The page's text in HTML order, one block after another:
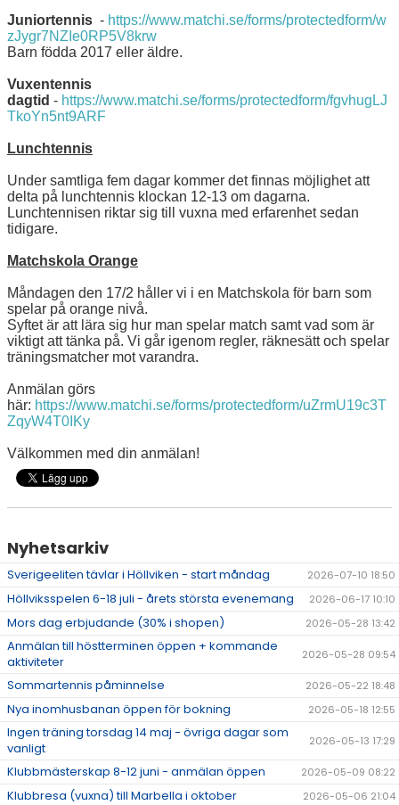
RACKET-STRÄNGNING
PADEL
GRUSBANORNA
AKTUELLT/SOCIAL MEDIA
KONTAKT & OM OSS
TRYGG TENNIS
DOKUMENT
ÖPETTIDER SOMMAR
Juniortennis - https://www.matchi.se/forms/protectedform/w
zJygr7NZIe0RP5V8krw
Barn födda 2017 eller äldre.
Vuxentennis
dagtid - https://www.matchi.se/forms/protectedform/fgvhugLJ
TkoYn5nt9ARF
Lunchtennis
Under samtliga fem dagar kommer det finnas möjlighet att
delta på lunchtennis klockan 12-13 om dagarna.
Lunchtennisen riktar sig till vuxna med erfarenhet sedan
tidigare.
Matchskola Orange
Måndagen den 17/2 håller vi i en Matchskola för barn som
spelar på orange nivå.
Syftet är att lära sig hur man spelar match samt vad som är
viktigt att tänka på. Vi går igenom regler, räknesätt och spelar
träningsmatcher mot varandra.
Anmälan görs
här: https://www.matchi.se/forms/protectedform/uZrmU19c3T
ZqyW4T0IKy
Välkommen med din anmälan!
Nyhetsarkiv
Sverigeeliten tävlar i Höllviken - start måndag 2026-07-10 18:50
Höllviksspelen 6-18 juli - årets största evenemang 2026-06-17 10:10
Mors dag erbjudande (30% i shopen) 2026-05-28 13:42
Anmälan till höstterminen öppen + kommande
aktiviteter
2026-05-28 09:54
Sommartennis påminnelse 2026-05-22 18:48
Nya inomhusbanan öppen för bokning 2026-05-18 12:55
Ingen träning torsdag 14 maj - övriga dagar som
vanligt
2026-05-13 17:29
Klubbmästerskap 8-12 juni - anmälan öppen 2026-05-09 08:22
Klubbresa (vuxna) till Marbella i oktober 2026-05-06 21:04